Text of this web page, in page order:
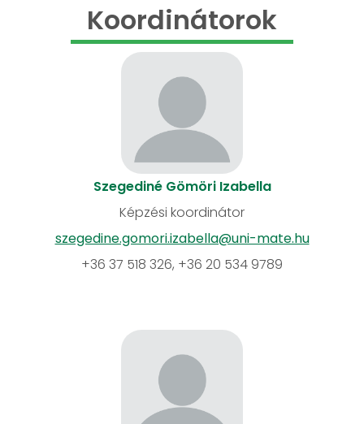
Koordinátorok
Szegediné Gömöri Izabella
Képzési koordinátor
szegedine.gomori.izabella@uni-mate.hu
+36 37 518 326, +36 20 534 9789